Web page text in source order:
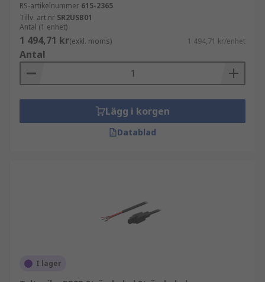
RS-artikelnummer 615-2365
Tillv. art.nr SR2USB01
Antal (1 enhet)
1 494,71 kr(exkl. moms) 1 494,71 kr/enhet
Antal
Lägg i korgen
Datablad
I lager